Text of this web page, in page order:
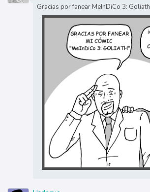
Gracias por fanear MeInDiCo 3: Goliath